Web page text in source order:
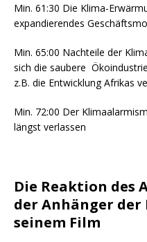
Min. 61:30 Die Klima-
expandierendes
Min. 65:00 Nachteile der
sich die saubere
z.B. die Entwicklung Afrikas
Min. 72:00 Der
längst verlassen
Die Reaktion des
der Anhänger
seinem Film